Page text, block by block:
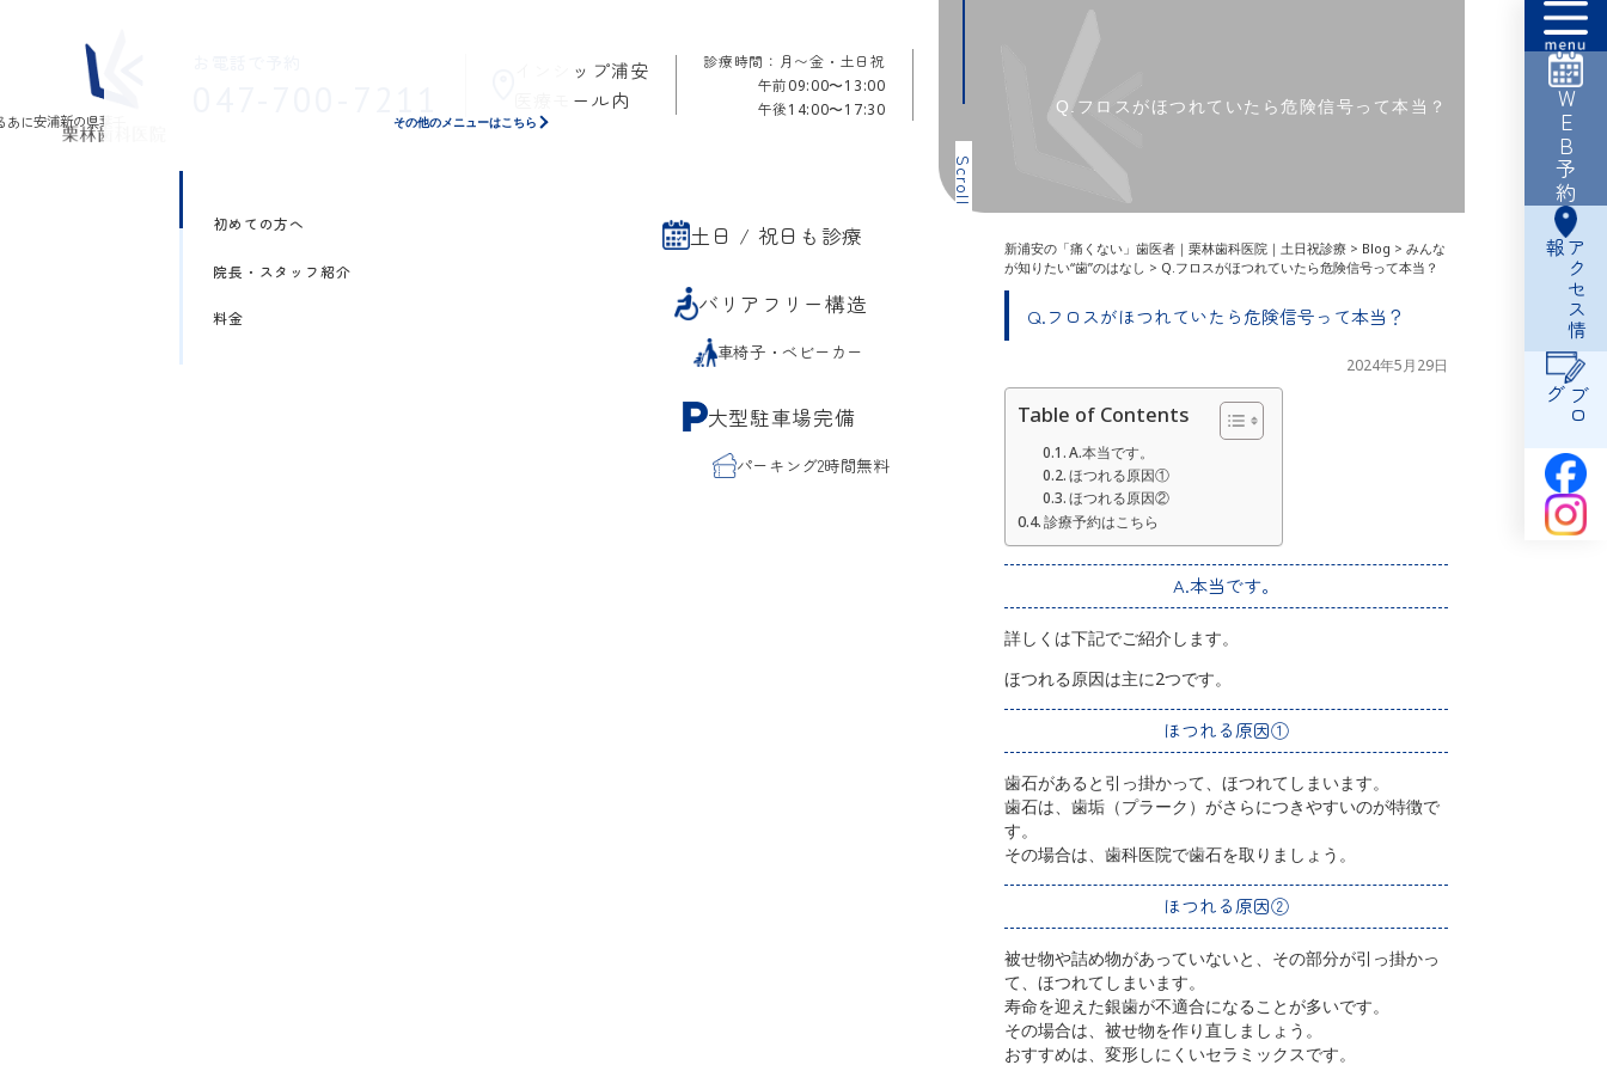
インシップ浦安
医療モール内
診療時間：月〜金・土日祝
午前09:00〜13:00
午後14:00〜17:30
初めての方へ
院長・スタッフ紹介
料金
土日 / 祝日も診療
バリアフリー構造
車椅子・ベビーカー
大型駐車場完備
パーキング2時間無料
その他のメニューはこちら WEB予約
ア
ク
セ
ス
情
報
ブ
ロ
グ
Scroll
Q.フロスがほつれていたら危険信号って本当？
新浦安の「痛くない」歯医者｜栗林歯科医院｜土日祝診療 > Blog > みんな
が知りたい“歯”のはなし > Q.フロスがほつれていたら危険信号って本当？
Q.フロスがほつれていたら危険信号って本当？
2024年5月29日
Table of Contents
A.本当です。
ほつれる原因①
ほつれる原因②
診療予約はこちら
A.本当です。
詳しくは下記でご紹介します。
ほつれる原因は主に2つです。
ほつれる原因①
歯石があると引っ掛かって、ほつれてしまいます。
歯石は、歯垢（プラーク）がさらにつきやすいのが特徴で
す。
その場合は、歯科医院で歯石を取りましょう。
ほつれる原因②
被せ物や詰め物があっていないと、その部分が引っ掛かっ
て、ほつれてしまいます。
寿命を迎えた銀歯が不適合になることが多いです。
その場合は、被せ物を作り直しましょう。
おすすめは、変形しにくいセラミックスです。